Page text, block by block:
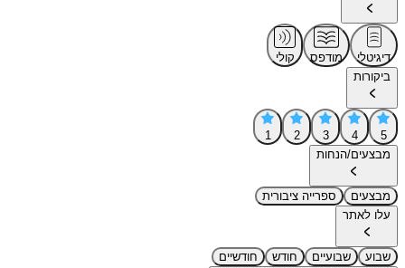
דיגיטלי מודפס
קולי
ביקורות
5
4
3
2
1
מבצעים/הנחות
מבצעים
ספרייה ציבורית
עלו לאתר
שבוע שבועיים חודש
חודשיים